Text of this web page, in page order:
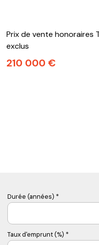
Prix de vente honoraires
exclus
210 000 €
Durée (années) *
Taux d'emprunt (%) *